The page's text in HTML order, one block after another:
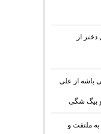
از
باشه از علی
و بیگ شگی
به ملتفت و